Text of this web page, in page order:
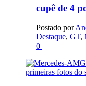
cupê de 4
Postado por
Destaque, GT,
0 |